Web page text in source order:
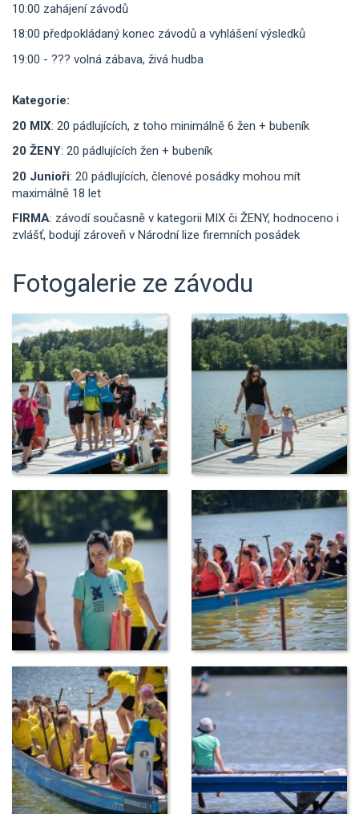
10:00 zahájení závodů
18:00 předpokládaný konec závodů a vyhlášení výsledků
19:00 - ??? volná zábava, živá hudba
Kategorie:
20 MIX: 20 pádlujících, z toho minimálně 6 žen + bubeník
20 ŽENY: 20 pádlujících žen + bubeník
20 Junioři: 20 pádlujících, členové posádky mohou mít
maximálně 18 let
FIRMA: závodí současně v kategorii MIX či ŽENY, hodnoceno i
zvlášť, bodují zároveň v Národní lize firemních posádek
Fotogalerie ze závodu